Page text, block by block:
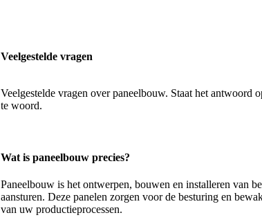
Veelgestelde vragen
Veelgestelde vragen over paneelbouw. Staat het antwoord
te woord.
Wat is paneelbouw precies?
Paneelbouw is het ontwerpen, bouwen en installeren van
aansturen. Deze panelen zorgen voor de besturing en
van uw productieprocessen.